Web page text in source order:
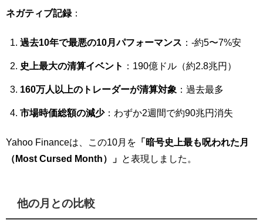
ネガティブ記録：
過去10年で最悪の10月パフォーマンス ：-約5〜7%安
史上最大の清算イベント ：190億ドル（約2.8兆円）
160万人以上のトレーダーが清算対象 ：過去最多
市場時価総額の減少：わずか2週間で約90兆円消失
Yahoo Financeは、この10月を 「暗号史上最も呪われた月
（Most Cursed Month）」
と表現しました。
他の月との比較